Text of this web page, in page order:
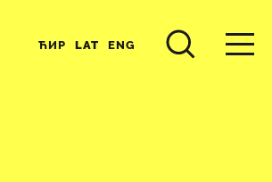
ЋИР LAT ENG